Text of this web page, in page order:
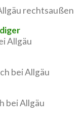
rechtsaußen
Allgäu
bei Allgäu
bei Allgäu